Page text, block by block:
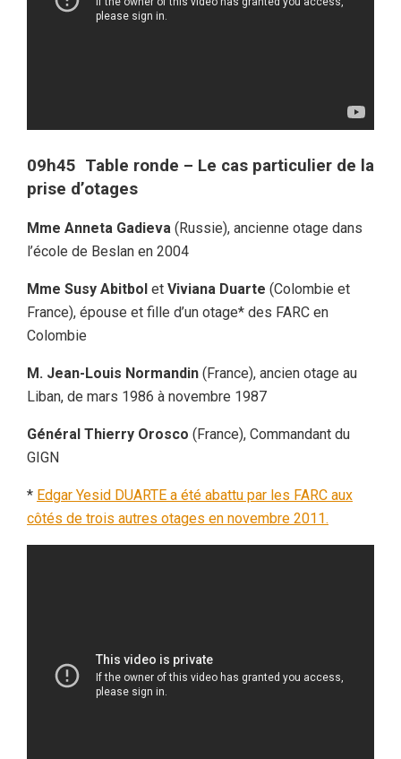
09h45 Table ronde – Le cas particulier de la
prise d’otages
Mme Anneta Gadieva (Russie), ancienne otage dans
l’école de Beslan en 2004
Mme Susy Abitbol et Viviana Duarte (Colombie et
France), épouse et fille d’un otage* des FARC en
Colombie
M. Jean-Louis Normandin (France), ancien otage au
Liban, de mars 1986 à novembre 1987
Général Thierry Orosco (France), Commandant du
GIGN
* Edgar Yesid DUARTE a été abattu par les FARC aux
côtés de trois autres otages en novembre 2011.